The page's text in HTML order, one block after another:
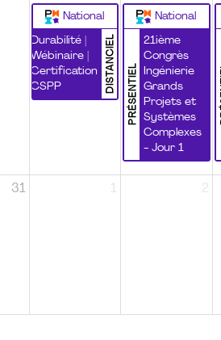
National
DISTANCIEL
Durabilité |
Wébinaire |
Certification
CSPP
National
PRÉSENTIEL
21ième
Congrès
Ingénierie
Grands
Projets et
Systèmes
Complexes
- Jour 1
31 1 2